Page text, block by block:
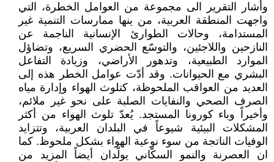
وأشار التقرير الى مجموعة من العوامل الخطرة، التي
واجهت المنطقة العربية، من ينها ممارسات التنمية غير
المستدامة، وحالات الطوارئ الإنسانية الناجمة عن
النازحين واللاجئين، والتوسّع الحضري السريع، وتضاؤل
الموارد الطبيعية، وتدهور الأراضي، وزيادة التفاعل
البشري مع الحيوانات. وقد أدّت عوامل الخطر هذه إلى
العديد من العواقب الملحوظة، كتلوث الهواء وإدارة مياه
الصرف الصحي والنفايات الصلبة على نحو غير ملائم،
وأخيراً وباء كورونا المستجد. يُعدّ تلوث الهواء من أكثر
المشكلات البيئية شيوعاً في البلدان العربية، وتتزايد
الوفيات الناتجة من سوء نوعية الهواء بشكل ملحوظ. كما
ان العصرنة والنمو السكّاني يولّدان أيضاً المزيد من